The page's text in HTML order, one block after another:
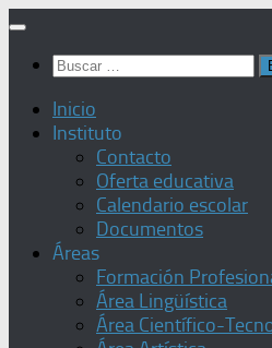
Saltar
contenido
Buscar:
Inicio
Instituto
Contacto
Oferta educativa
Calendario escolar
Documentos
Áreas
Formación
Área Lingüística
Área Científico-